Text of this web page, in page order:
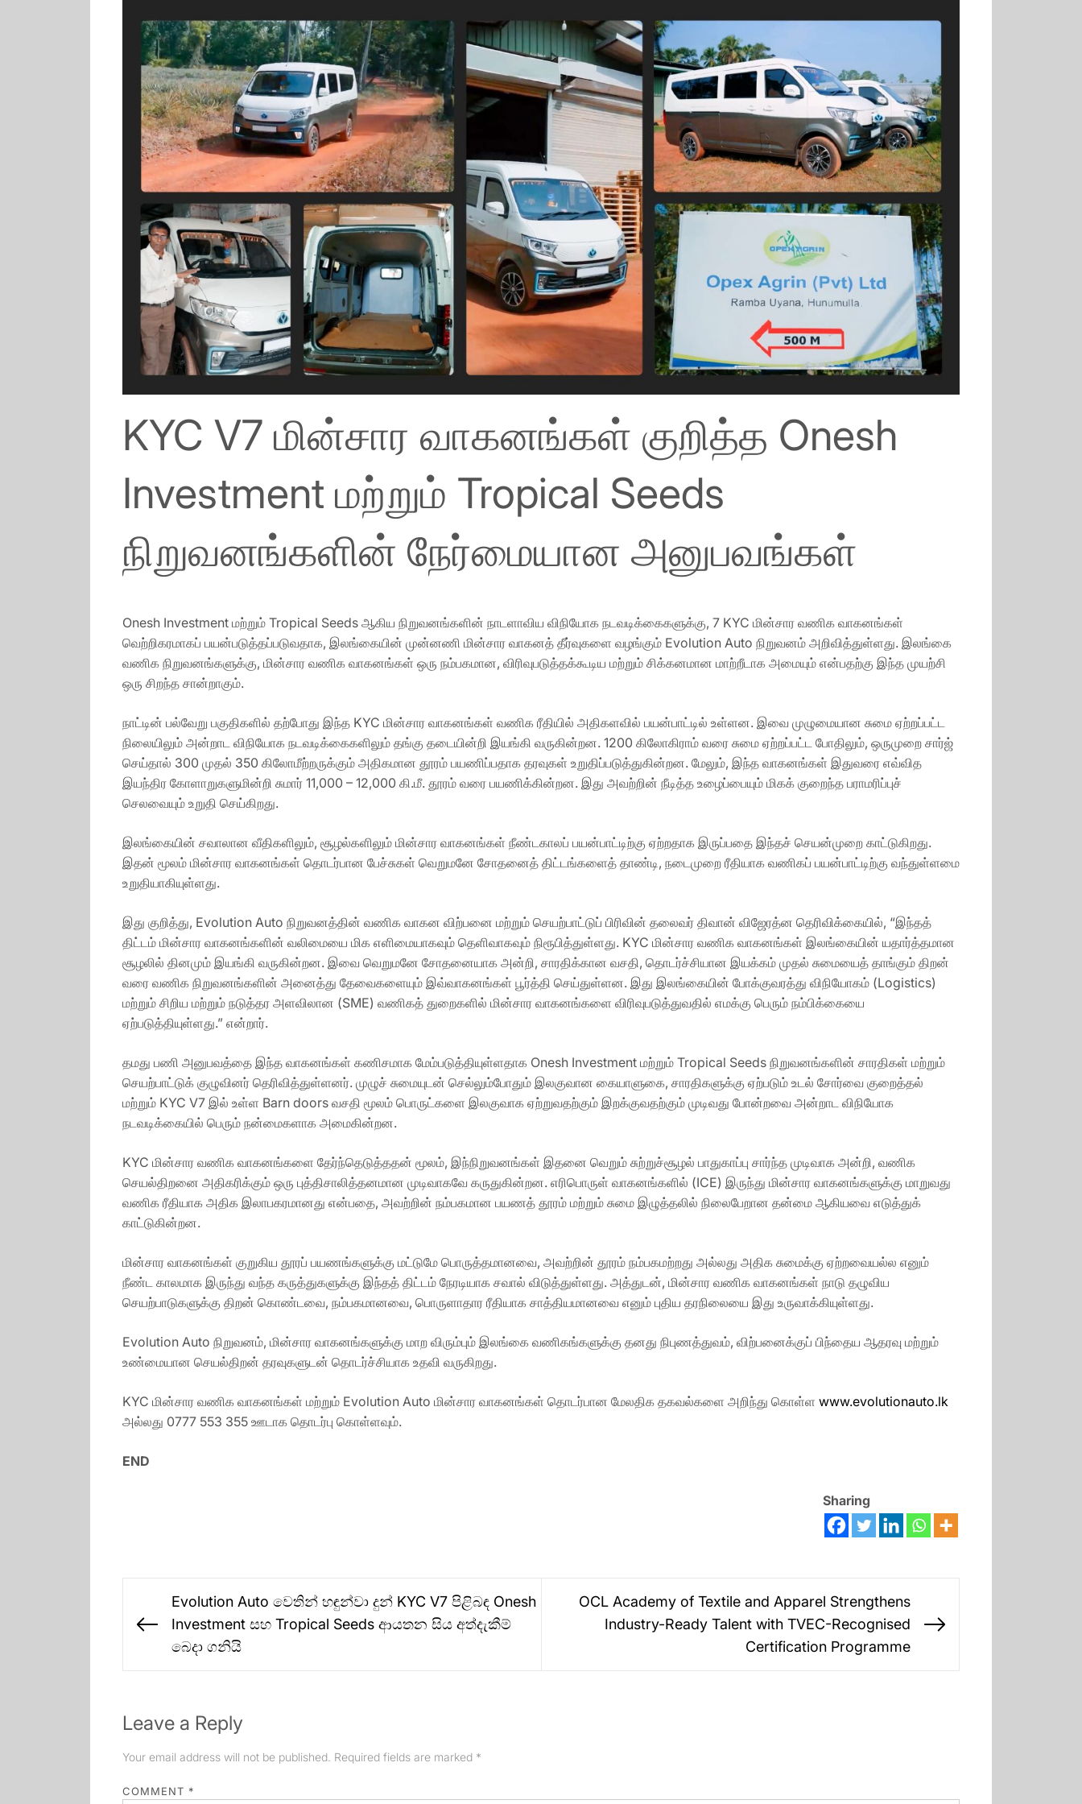
KYC V7 மின்சார வாகனங்கள் குறித்த Onesh
Investment மற்றும் Tropical Seeds
நிறுவனங்களின் நேர்மையான அனுபவங்கள்
Onesh Investment மற்றும் Tropical Seeds ஆகிய நிறுவனங்களின் நாடளாவிய விநியோக நடவடிக்கைகளுக்கு, 7 KYC மின்சார வணிக வாகனங்கள்
வெற்றிகரமாகப் பயன்படுத்தப்படுவதாக, இலங்கையின் முன்னணி மின்சார வாகனத் தீர்வுகளை வழங்கும் Evolution Auto நிறுவனம் அறிவித்துள்ளது. இலங்கை
வணிக நிறுவனங்களுக்கு, மின்சார வணிக வாகனங்கள் ஒரு நம்பகமான, விரிவுபடுத்தக்கூடிய மற்றும் சிக்கனமான மாற்றீடாக அமையும் என்பதற்கு இந்த முயற்சி
ஒரு சிறந்த சான்றாகும்.
நாட்டின் பல்வேறு பகுதிகளில் தற்போது இந்த KYC மின்சார வாகனங்கள் வணிக ரீதியில் அதிகளவில் பயன்பாட்டில் உள்ளன. இவை முழுமையான சுமை ஏற்றப்பட்ட
நிலையிலும் அன்றாட விநியோக நடவடிக்கைகளிலும் தங்கு தடையின்றி இயங்கி வருகின்றன. 1200 கிலோகிராம் வரை சுமை ஏற்றப்பட்ட போதிலும், ஒருமுறை சார்ஜ்
செய்தால் 300 முதல் 350 கிலோமீற்றருக்கும் அதிகமான தூரம் பயணிப்பதாக தரவுகள் உறுதிப்படுத்துகின்றன. மேலும், இந்த வாகனங்கள் இதுவரை எவ்வித
இயந்திர கோளாறுகளுமின்றி சுமார் 11,000 – 12,000 கி.மீ. தூரம் வரை பயணிக்கின்றன. இது அவற்றின் நீடித்த உழைப்பையும் மிகக் குறைந்த பராமரிப்புச்
செலவையும் உறுதி செய்கிறது.
இலங்கையின் சவாலான வீதிகளிலும், சூழல்களிலும் மின்சார வாகனங்கள் நீண்டகாலப் பயன்பாட்டிற்கு ஏற்றதாக இருப்பதை இந்தச் செயன்முறை காட்டுகிறது.
இதன் மூலம் மின்சார வாகனங்கள் தொடர்பான பேச்சுகள் வெறுமனே சோதனைத் திட்டங்களைத் தாண்டி, நடைமுறை ரீதியாக வணிகப் பயன்பாட்டிற்கு வந்துள்ளமை
உறுதியாகியுள்ளது.
இது குறித்து, Evolution Auto நிறுவனத்தின் வணிக வாகன விற்பனை மற்றும் செயற்பாட்டுப் பிரிவின் தலைவர் திவான் விஜேரத்ன தெரிவிக்கையில், “இந்தத்
திட்டம் மின்சார வாகனங்களின் வலிமையை மிக எளிமையாகவும் தெளிவாகவும் நிரூபித்துள்ளது. KYC மின்சார வணிக வாகனங்கள் இலங்கையின் யதார்த்தமான
சூழலில் தினமும் இயங்கி வருகின்றன. இவை வெறுமனே சோதனையாக அன்றி, சாரதிக்கான வசதி, தொடர்ச்சியான இயக்கம் முதல் சுமையைத் தாங்கும் திறன்
வரை வணிக நிறுவனங்களின் அனைத்து தேவைகளையும் இவ்வாகனங்கள் பூர்த்தி செய்துள்ளன. இது இலங்கையின் போக்குவரத்து விநியோகம் (Logistics)
மற்றும் சிறிய மற்றும் நடுத்தர அளவிலான (SME) வணிகத் துறைகளில் மின்சார வாகனங்களை விரிவுபடுத்துவதில் எமக்கு பெரும் நம்பிக்கையை
ஏற்படுத்தியுள்ளது.” என்றார்.
தமது பணி அனுபவத்தை இந்த வாகனங்கள் கணிசமாக மேம்படுத்தியுள்ளதாக Onesh Investment மற்றும் Tropical Seeds நிறுவனங்களின் சாரதிகள் மற்றும்
செயற்பாட்டுக் குழுவினர் தெரிவித்துள்ளனர். முழுச் சுமையுடன் செல்லும்போதும் இலகுவான கையாளுகை, சாரதிகளுக்கு ஏற்படும் உடல் சோர்வை குறைத்தல்
மற்றும் KYC V7 இல் உள்ள Barn doors வசதி மூலம் பொருட்களை இலகுவாக ஏற்றுவதற்கும் இறக்குவதற்கும் முடிவது போன்றவை அன்றாட விநியோக
நடவடிக்கையில் பெரும் நன்மைகளாக அமைகின்றன.
KYC மின்சார வணிக வாகனங்களை தேர்ந்தெடுத்ததன் மூலம், இந்நிறுவனங்கள் இதனை வெறும் சுற்றுச்சூழல் பாதுகாப்பு சார்ந்த முடிவாக அன்றி, வணிக
செயல்திறனை அதிகரிக்கும் ஒரு புத்திசாலித்தனமான முடிவாகவே கருதுகின்றன. எரிபொருள் வாகனங்களில் (ICE) இருந்து மின்சார வாகனங்களுக்கு மாறுவது
வணிக ரீதியாக அதிக இலாபகரமானது என்பதை, அவற்றின் நம்பகமான பயணத் தூரம் மற்றும் சுமை இழுத்தலில் நிலைபேறான தன்மை ஆகியவை எடுத்துக்
காட்டுகின்றன.
மின்சார வாகனங்கள் குறுகிய தூரப் பயணங்களுக்கு மட்டுமே பொருத்தமானவை, அவற்றின் தூரம் நம்பகமற்றது அல்லது அதிக சுமைக்கு ஏற்றவையல்ல எனும்
நீண்ட காலமாக இருந்து வந்த கருத்துகளுக்கு இந்தத் திட்டம் நேரடியாக சவால் விடுத்துள்ளது. அத்துடன், மின்சார வணிக வாகனங்கள் நாடு தழுவிய
செயற்பாடுகளுக்கு திறன் கொண்டவை, நம்பகமானவை, பொருளாதார ரீதியாக சாத்தியமானவை எனும் புதிய தரநிலையை இது உருவாக்கியுள்ளது.
Evolution Auto நிறுவனம், மின்சார வாகனங்களுக்கு மாற விரும்பும் இலங்கை வணிகங்களுக்கு தனது நிபுணத்துவம், விற்பனைக்குப் பிந்தைய ஆதரவு மற்றும்
உண்மையான செயல்திறன் தரவுகளுடன் தொடர்ச்சியாக உதவி வருகிறது.
KYC மின்சார வணிக வாகனங்கள் மற்றும் Evolution Auto மின்சார வாகனங்கள் தொடர்பான மேலதிக தகவல்களை அறிந்து கொள்ள www.evolutionauto.lk
அல்லது 0777 553 355 ஊடாக தொடர்பு கொள்ளவும்.
END
Sharing
navigation
Previous
Evolution Auto වෙතින් හඳුන්වා දුන් KYC V7 පිළිබඳ Onesh
Investment සහ Tropical Seeds ආයතන සිය අත්දැකීම්
බෙදා ගනියි
OCL Academy of Textile and Apparel Strengthens
Industry-Ready Talent with TVEC-Recognised
Certification Programme
Leave a Reply
Your email address will not be published. Required fields are marked *
COMMENT *